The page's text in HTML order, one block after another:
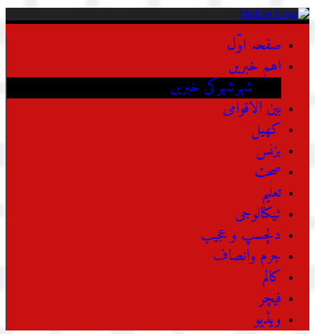
صفحہ اوّل
اہم خبریں
شہرشہرکی خبریں
بین الاقوامی
کھیل
بزنس
صحت
تعلیم
ٹیکنالوجی
دلچسپ و عجیب
جرم وانصاف
کالم
فیچر
ویڈیو